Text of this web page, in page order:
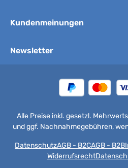
Kundenmeinungen
Newsletter
Alle Preise inkl. gesetzl.
und ggf. Nachnahmegebühren,
DatenschutzAGB - B2CAGB - B2B
Widerrufsrecht